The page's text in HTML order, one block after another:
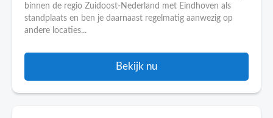
binnen de regio Zuidoost-Nederland met Eindhoven als
standplaats en ben je daarnaast regelmatig aanwezig op
andere locaties...
Bekijk nu